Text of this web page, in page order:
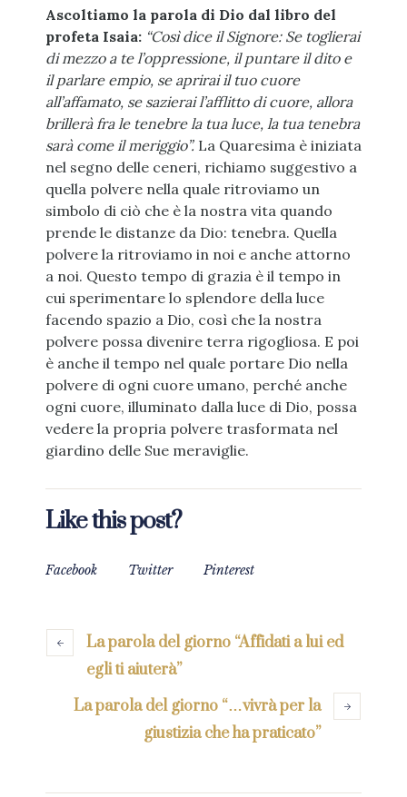
Ascoltiamo la parola di Dio dal libro del
profeta Isaia: “Così dice il Signore: Se toglierai
di mezzo a te l’oppressione, il puntare il dito e
il parlare empio, se aprirai il tuo cuore
all’affamato, se sazierai l’afflitto di cuore, allora
brillerà fra le tenebre la tua luce, la tua tenebra
sarà come il meriggio”. La Quaresima è iniziata
nel segno delle ceneri, richiamo suggestivo a
quella polvere nella quale ritroviamo un
simbolo di ciò che è la nostra vita quando
prende le distanze da Dio: tenebra. Quella
polvere la ritroviamo in noi e anche attorno
a noi. Questo tempo di grazia è il tempo in
cui sperimentare lo splendore della luce
facendo spazio a Dio, così che la nostra
polvere possa divenire terra rigogliosa. E poi
è anche il tempo nel quale portare Dio nella
polvere di ogni cuore umano, perché anche
ogni cuore, illuminato dalla luce di Dio, possa
vedere la propria polvere trasformata nel
giardino delle Sue meraviglie.
Like this post?
Facebook Twitter Pinterest
La parola del giorno “Affidati a lui ed
egli ti aiuterà”
La parola del giorno “…vivrà per la
giustizia che ha praticato”